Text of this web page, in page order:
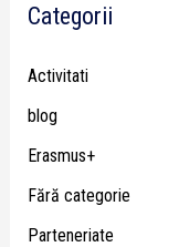
Categorii
Activitati
blog
Erasmus+
Fără categorie
Parteneriate